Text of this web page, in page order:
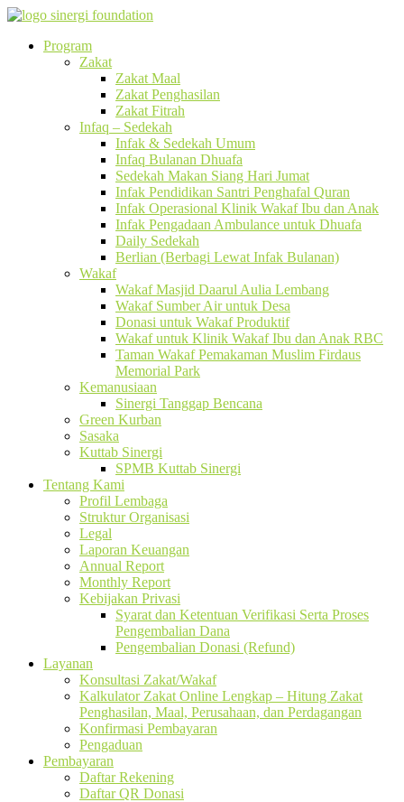
Program
Zakat
Zakat Maal
Zakat Penghasilan
Zakat Fitrah
Infaq – Sedekah
Infak & Sedekah Umum
Infaq Bulanan Dhuafa
Sedekah Makan Siang Hari Jumat
Infak Pendidikan Santri Penghafal Quran
Infak Operasional Klinik Wakaf Ibu dan Anak
Infak Pengadaan Ambulance untuk Dhuafa
Daily Sedekah
Berlian (Berbagi Lewat Infak Bulanan)
Wakaf
Wakaf Masjid Daarul Aulia Lembang
Wakaf Sumber Air untuk Desa
Donasi untuk Wakaf Produktif
Wakaf untuk Klinik Wakaf Ibu dan Anak RBC
Taman Wakaf Pemakaman Muslim Firdaus
Memorial Park
Kemanusiaan
Sinergi Tanggap Bencana
Green Kurban
Sasaka
Kuttab Sinergi
SPMB Kuttab Sinergi
Tentang Kami
Profil Lembaga
Struktur Organisasi
Legal
Laporan Keuangan
Annual Report
Monthly Report
Kebijakan Privasi
Syarat dan Ketentuan Verifikasi Serta Proses
Pengembalian Dana
Pengembalian Donasi (Refund)
Layanan
Konsultasi Zakat/Wakaf
Kalkulator Zakat Online Lengkap – Hitung Zakat
Penghasilan, Maal, Perusahaan, dan Perdagangan
Konfirmasi Pembayaran
Pengaduan
Pembayaran
Daftar Rekening
Daftar QR Donasi